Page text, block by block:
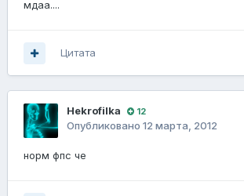
мдаа....
Цитата
Hekrofilka 12
Опубликовано 12 марта, 2012
норм фпс че